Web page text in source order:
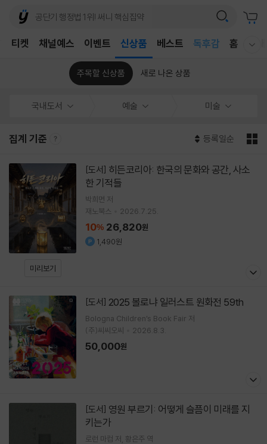
채널예스 이벤트 신상품 베스트
독후감
홈 국
티켓
주목할 신상품 새로 나온 상품
국내도서 예술 미술
집계 기준 등록일순
미리보기
[도서]
한 기적들
박희면 저
재노북스
2026.7.25.
10% 26,820원
1,490원
[도서] 2025 볼로냐 일러스트 원화전 59th
Bologna Children’s Book Fair 저
(주)씨씨오씨
2026.8.3.
50,000원
[도서]
키는가
로런 마컴 저 황은주 역